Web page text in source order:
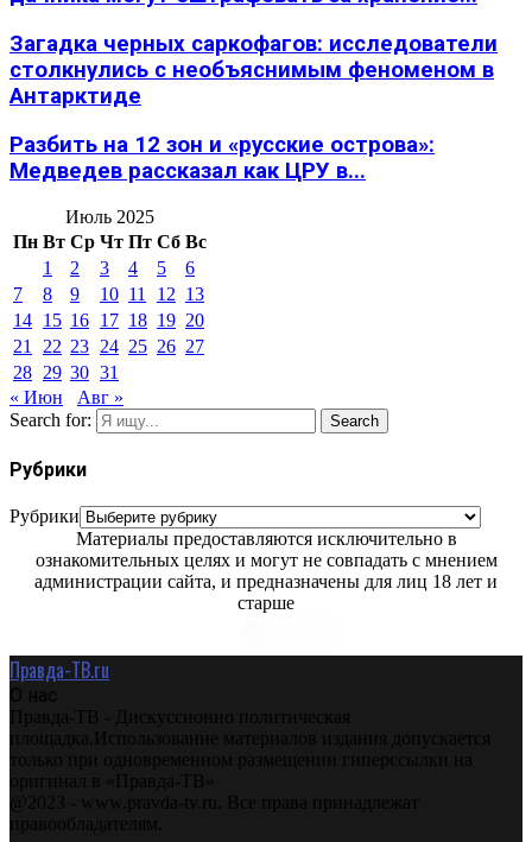
Загадка черных саркофагов: исследователи
столкнулись с необъяснимым феноменом в
Антарктиде
Разбить на 12 зон и «русские острова»:
Медведев рассказал как ЦРУ в...
Июль 2025
Пн Вт Ср Чт Пт Сб Вс
1
2 3 4 5
6
7
8 9 10 11 12 13
14 15 16 17 18 19 20
21
22 23 24 25 26 27
28 29 30 31
« Июн
Авг »
Search for:
Search
Рубрики
Рубрики
Материалы предоставляются исключительно в
ознакомительных целях и могут не совпадать с мнением
администрации сайта, и предназначены для лиц 18 лет и
старше
Правда-ТВ.ru
О нас
Правда-ТВ - Дискуссионно политическая
площадка.Использование материалов издания допускается
только при одновременном размещении гиперссылки на
оригинал в «Правда-ТВ»
@2023 - www.pravda-tv.ru. Все права принадлежат
правообладателям.